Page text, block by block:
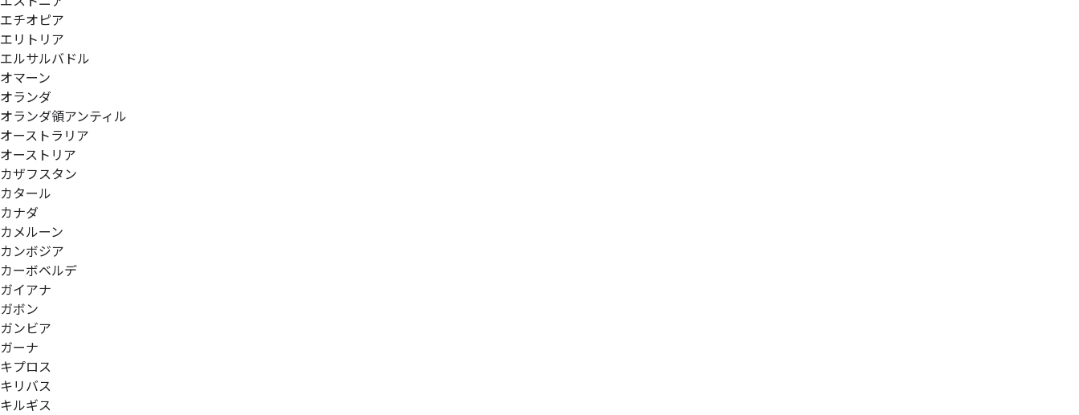
エチオピア
エリトリア
エルサルバドル
オマーン
オランダ
オランダ領アンティル
オーストラリア
オーストリア
カザフスタン
カタール
カナダ
カメルーン
カンボジア
カーボベルデ
ガイアナ
ガボン
ガンビア
ガーナ
キプロス
キリバス
キルギス